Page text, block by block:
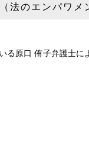
法のエンパワメ
る原口 侑子弁護士に